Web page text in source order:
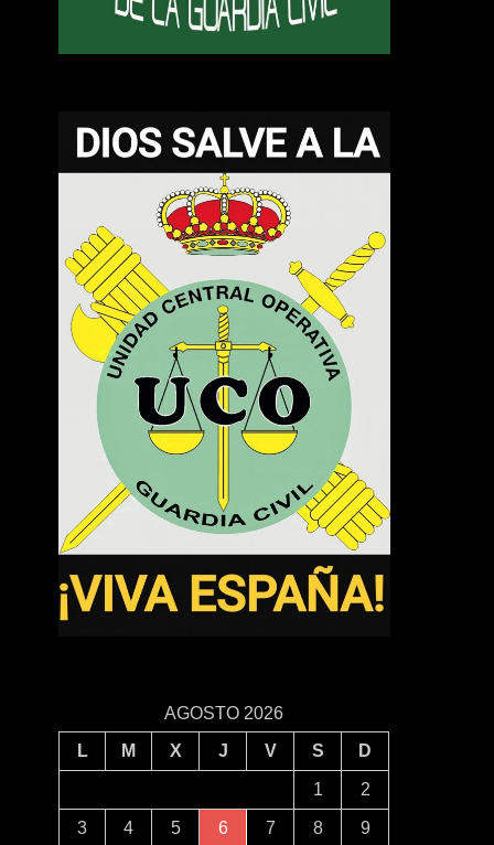
AGOSTO 2026
L
M X J V S D
1 2
3 4 5 6 7 8 9